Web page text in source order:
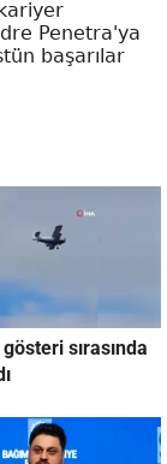
Penetra'ya
başarılar
sırasında